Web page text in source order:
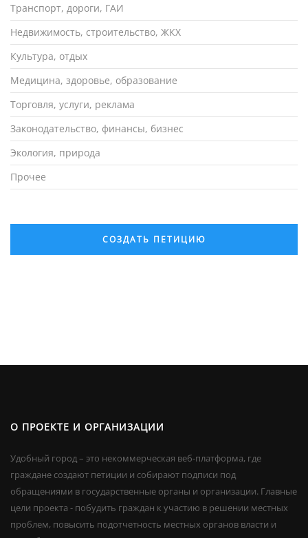
Транспорт, дороги, ГАИ
Недвижимость, строительство, ЖКХ
Культура, отдых
Медицина, здоровье, образование
Торговля, услуги, реклама
Законодательство, финансы, бизнес
Экология, природа
Прочее
СОЗДАТЬ ПЕТИЦИЮ
О ПРОЕКТЕ И ОРГАНИЗАЦИИ
Удобный город – это некоммерческая веб-платформа, где
граждане создают петиции и собирают подписи под
обращениями в государственные органы и организации. Главные
цели проекта - побудить граждан к участию в решении местных
проблем, повысить подотчетность местных органов власти и